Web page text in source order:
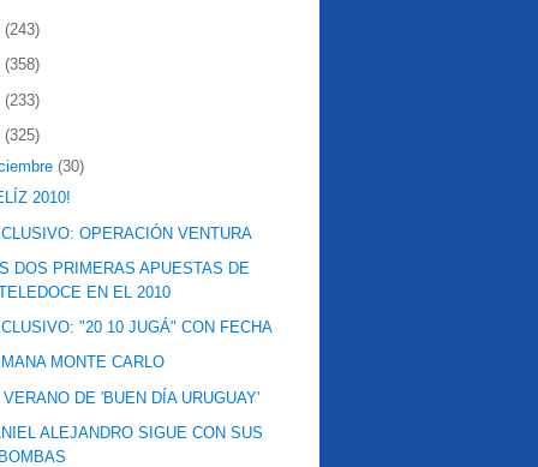
(243)
(358)
(233)
(325)
(30)
2010!
OPERACIÓN VENTURA
DOS PRIMERAS APUESTAS DE
EN EL 2010
"20 10 JUGÁ" CON FECHA
MONTE CARLO
VERANO DE 'BUEN DÍA URUGUAY'
ALEJANDRO SIGUE CON SUS